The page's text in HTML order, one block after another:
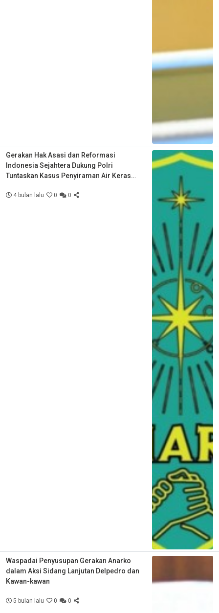
Gerakan Hak Asasi dan Reformasi
Indonesia Sejahtera Dukung Polri
Tuntaskan Kasus Penyiraman Air Keras
4 bulan lalu 0 0
Waspadai Penyusupan Gerakan Anarko
dalam Aksi Sidang Lanjutan Delpedro dan
Kawan-kawan
5 bulan lalu 0 0